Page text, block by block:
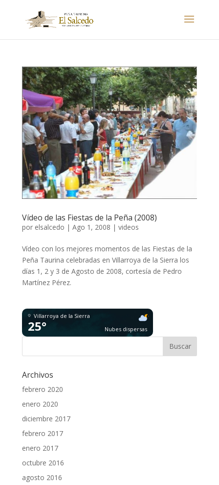
Vídeo de las Fiestas de la Peña (2008)
por elsalcedo | Ago 1, 2008 | videos
Vídeo con los mejores momentos de las Fiestas de la
Peña Taurina celebradas en Villarroya de la Sierra los
días 1, 2 y 3 de Agosto de 2008, cortesía de Pedro
Martínez Pérez.
Villarroya de la Sierra
25° Nubes dispersas
Archivos
febrero 2020
enero 2020
diciembre 2017
febrero 2017
enero 2017
octubre 2016
agosto 2016